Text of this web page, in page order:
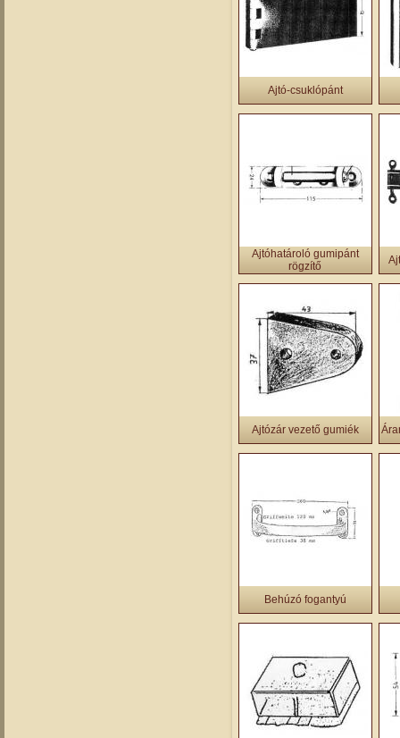
Ajtó-csuklópánt
Ajtóhatároló gumipánt
rögzítő
Ajtózár vezető gumiék
Behúzó fogantyú